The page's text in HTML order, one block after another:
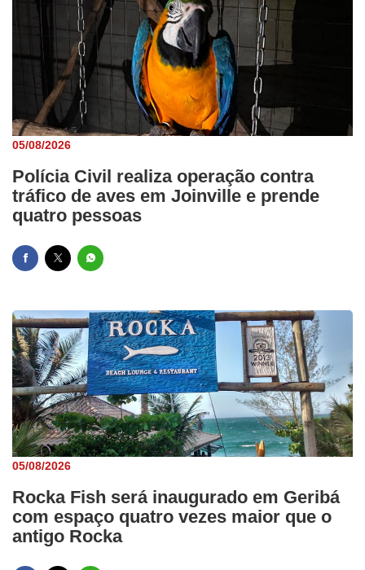
05/08/2026
Polícia Civil realiza operação contra
tráfico de aves em Joinville e prende
quatro pessoas
05/08/2026
Rocka Fish será inaugurado em Geribá
com espaço quatro vezes maior que o
antigo Rocka